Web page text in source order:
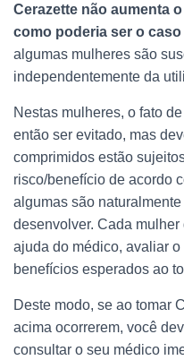
Cerazette não aumenta
como poderia ser o
algumas mulheres são
independentemente da
Nestas mulheres, o fato
então ser evitado, mas
comprimidos estão
risco/benefício de acordo
algumas são
desenvolver. Cada
ajuda do médico, avaliar
benefícios esperados ao
Deste modo, se ao tomar
acima ocorrerem, você
consultar o seu médico